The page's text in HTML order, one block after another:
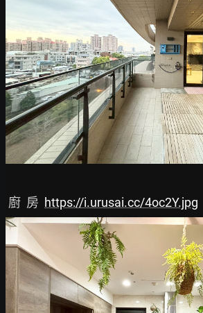
廚  房 https://i.urusai.cc/4oc2Y.jpg